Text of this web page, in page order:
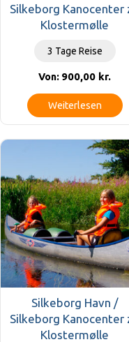
Silkeborg Kanocenter
Klostermølle
3 Tage Reise
Von: 900,00 kr.
Weiterlesen
Silkeborg Havn /
Silkeborg Kanocenter
Klostermølle